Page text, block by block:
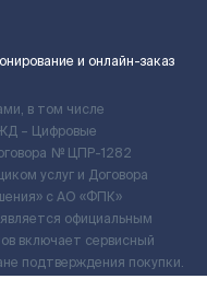
и онлайн-заказ
в том числе
– Цифровые
№ ЦПР-1282
услуг и Договора
c АО «ФПК»
официальным
включает сервисный
подтверждения покупки.